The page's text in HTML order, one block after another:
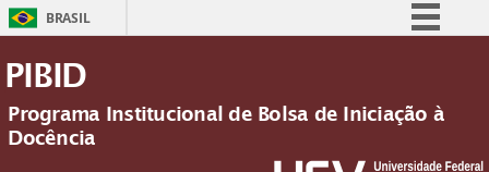
BRASIL
Participe
Acesso à informação
PIBID
Programa Institucional de Bolsa de Iniciação à
Docência